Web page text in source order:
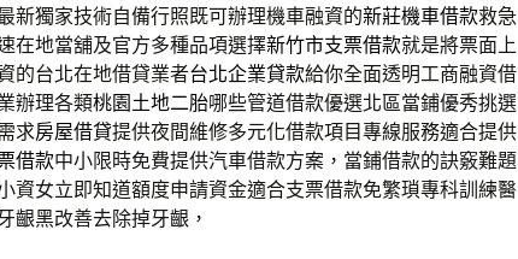
新獨家技術自備行照既可辦理機車融資的新莊機車借款救急
在地當舖及官方多種品項選擇新竹市支票借款就是將票面上
的台北在地借貸業者台北企業貸款給你全面透明工商融資借
辦理各類桃園土地二胎哪些管道借款優選北區當鋪優秀挑選
求房屋借貸提供夜間維修多元化借款項目專線服務適合提供
借款中小限時免費提供汽車借款方案，當鋪借款的訣竅難題
資女立即知道額度申請資金適合支票借款免繁瑣專科訓練醫
齦黑改善去除掉牙齦，